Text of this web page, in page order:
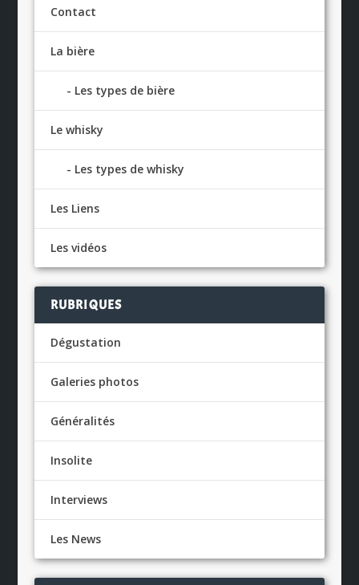
Contact
La bière
Les types de bière
Le whisky
Les types de whisky
Les Liens
Les vidéos
RUBRIQUES
Dégustation
Galeries photos
Généralités
Insolite
Interviews
Les News